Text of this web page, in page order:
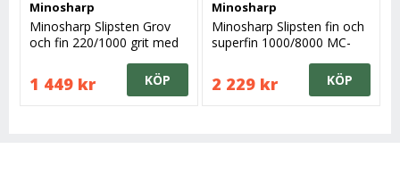
Minosharp
Minosharp Slipsten Grov
och fin 220/1000 grit med
1 449 kr KÖP
Minosharp
Minosharp Slipsten fin och
superfin 1000/8000 MC-
2 229 kr KÖP